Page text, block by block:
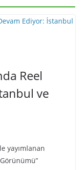
Reel
ve
yayımlanan